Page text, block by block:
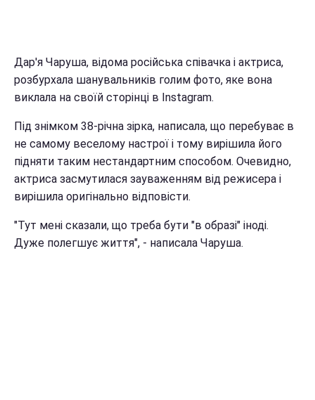
Дар'я Чаруша, відома російська співачка і актриса,
розбурхала шанувальників голим фото, яке вона
виклала на своїй сторінці в Instagram.
Під знімком 38-річна зірка, написала, що перебуває в
не самому веселому настрої і тому вирішила його
підняти таким нестандартним способом. Очевидно,
актриса засмутилася зауваженням від режисера і
вирішила оригінально відповісти.
"Тут мені сказали, що треба бути "в образі" іноді.
Дуже полегшує життя", - написала Чаруша.